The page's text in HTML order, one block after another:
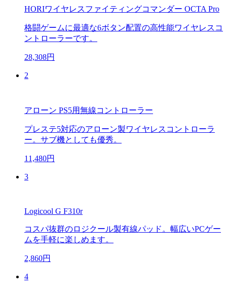
HORIワイヤレスファイティングコマンダー OCTA Pro
格闘ゲームに最適な6ボタン配置の高性能ワイヤレスコ
ントローラーです。
28,308円
2
アローン PS5用無線コントローラー
プレステ5対応のアローン製ワイヤレスコントローラ
ー。サブ機としても優秀。
11,480円
3
Logicool G F310r
コスパ抜群のロジクール製有線パッド。幅広いPCゲー
ムを手軽に楽しめます。
2,860円
4